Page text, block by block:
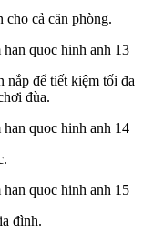
cho cả căn phòng.
nắp để tiết kiệm tối đa
đùa.
đình.